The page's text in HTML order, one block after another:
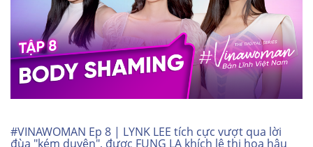
#VINAWOMAN Ep 8 | LYNK LEE tích cực vượt qua lời
đùa "kém duyên", được FUNG LA khích lệ thi hoa hậu